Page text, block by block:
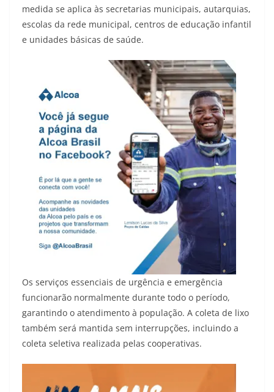
medida se aplica às secretarias municipais, autarquias,
escolas da rede municipal, centros de educação infantil
e unidades básicas de saúde.
Os serviços essenciais de urgência e emergência
funcionarão normalmente durante todo o período,
garantindo o atendimento à população. A coleta de lixo
também será mantida sem interrupções, incluindo a
coleta seletiva realizada pelas cooperativas.